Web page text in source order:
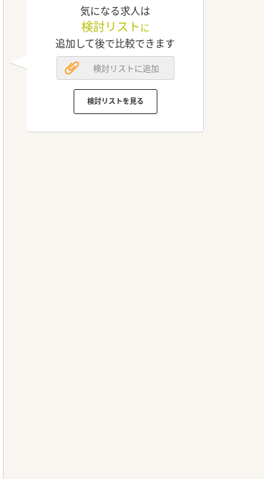
気になる求人は
検討リスト に
追加して後で比較できます
検討リストに追加
検討リストを見る